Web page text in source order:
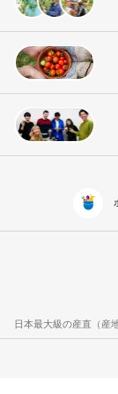
日本最大級の産直（産